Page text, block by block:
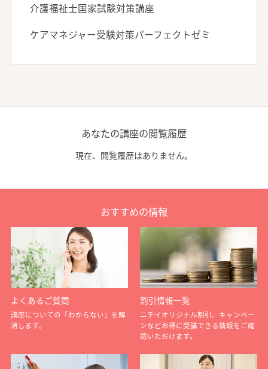
介護福祉士国家試験対策講座
ケアマネジャー受験対策パーフェクトゼミ
あなたの講座の閲覧履歴
現在、閲覧履歴はありません。
おすすめの情報
よくあるご質問
講座についての「わからない」を解
消します。
割引情報一覧
ニチイオリジナル割引、キャンペー
ンなどお得に受講できる情報をご確
認いただけます。